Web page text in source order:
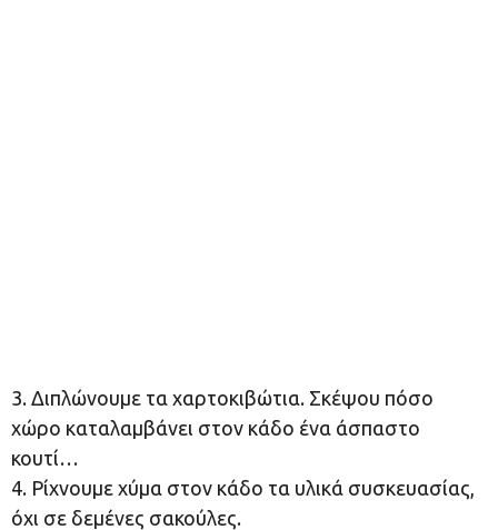
3. Διπλώνουμε τα χαρτοκιβώτια. Σκέψου πόσο
χώρο καταλαμβάνει στον κάδο ένα άσπαστο
κουτί…
4. Ρίχνουμε χύμα στον κάδο τα υλικά συσκευασίας,
όχι σε δεμένες σακούλες.